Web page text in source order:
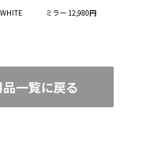
ミラー 12,980円
一覧に戻る